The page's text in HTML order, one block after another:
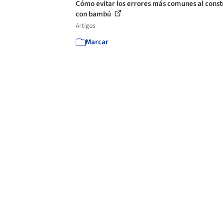
Cómo evitar los errores más comunes al
con bambú
Artigos
Marcar